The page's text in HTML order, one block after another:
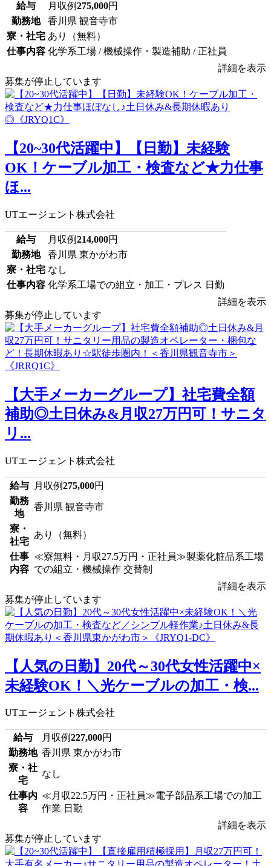
給与 月収例275,000円
勤務地
香川県 観音寺市
寮・社宅 あり（無料）
仕事内容 化学系工場 / 機械操作・製造補助 / 正社員
詳細を表示
募集が停止しています
【20~30代活躍中】【日勤】未経験
OK！ケーブル加工・検査など★力仕事
ほ...
UTエージェント株式会社
給与 月収例214,000円
勤務地
香川県 東かがわ市
寮・社宅 なし
仕事内容 化学系工場での組立・加工・プレス 日勤
詳細を表示
募集が停止しています
【大手メーカーグループ】社宅費全額
補助◎土日休み&月収27万円可！サニタ
リ...
UTエージェント株式会社
給与 月収例275,000円
勤務
地
香川県 観音寺市
寮・
社宅
あり（無料）
仕事
内容
≪寮無料・月収27.5万円・正社員≫製薬化粧品系工場
での組立・機械操作 交替制
詳細を表示
募集が停止しています
【人気の日勤】20代～30代女性活躍中×
未経験OK！＼光ケーブルの加工・検...
UTエージェント株式会社
給与 月収例227,000円
勤務地 香川県 東かがわ市
寮・社
宅
なし
仕事内
容
≪月収22.5万円・正社員≫電子部品系工場での加工
作業 日勤
詳細を表示
募集が停止しています